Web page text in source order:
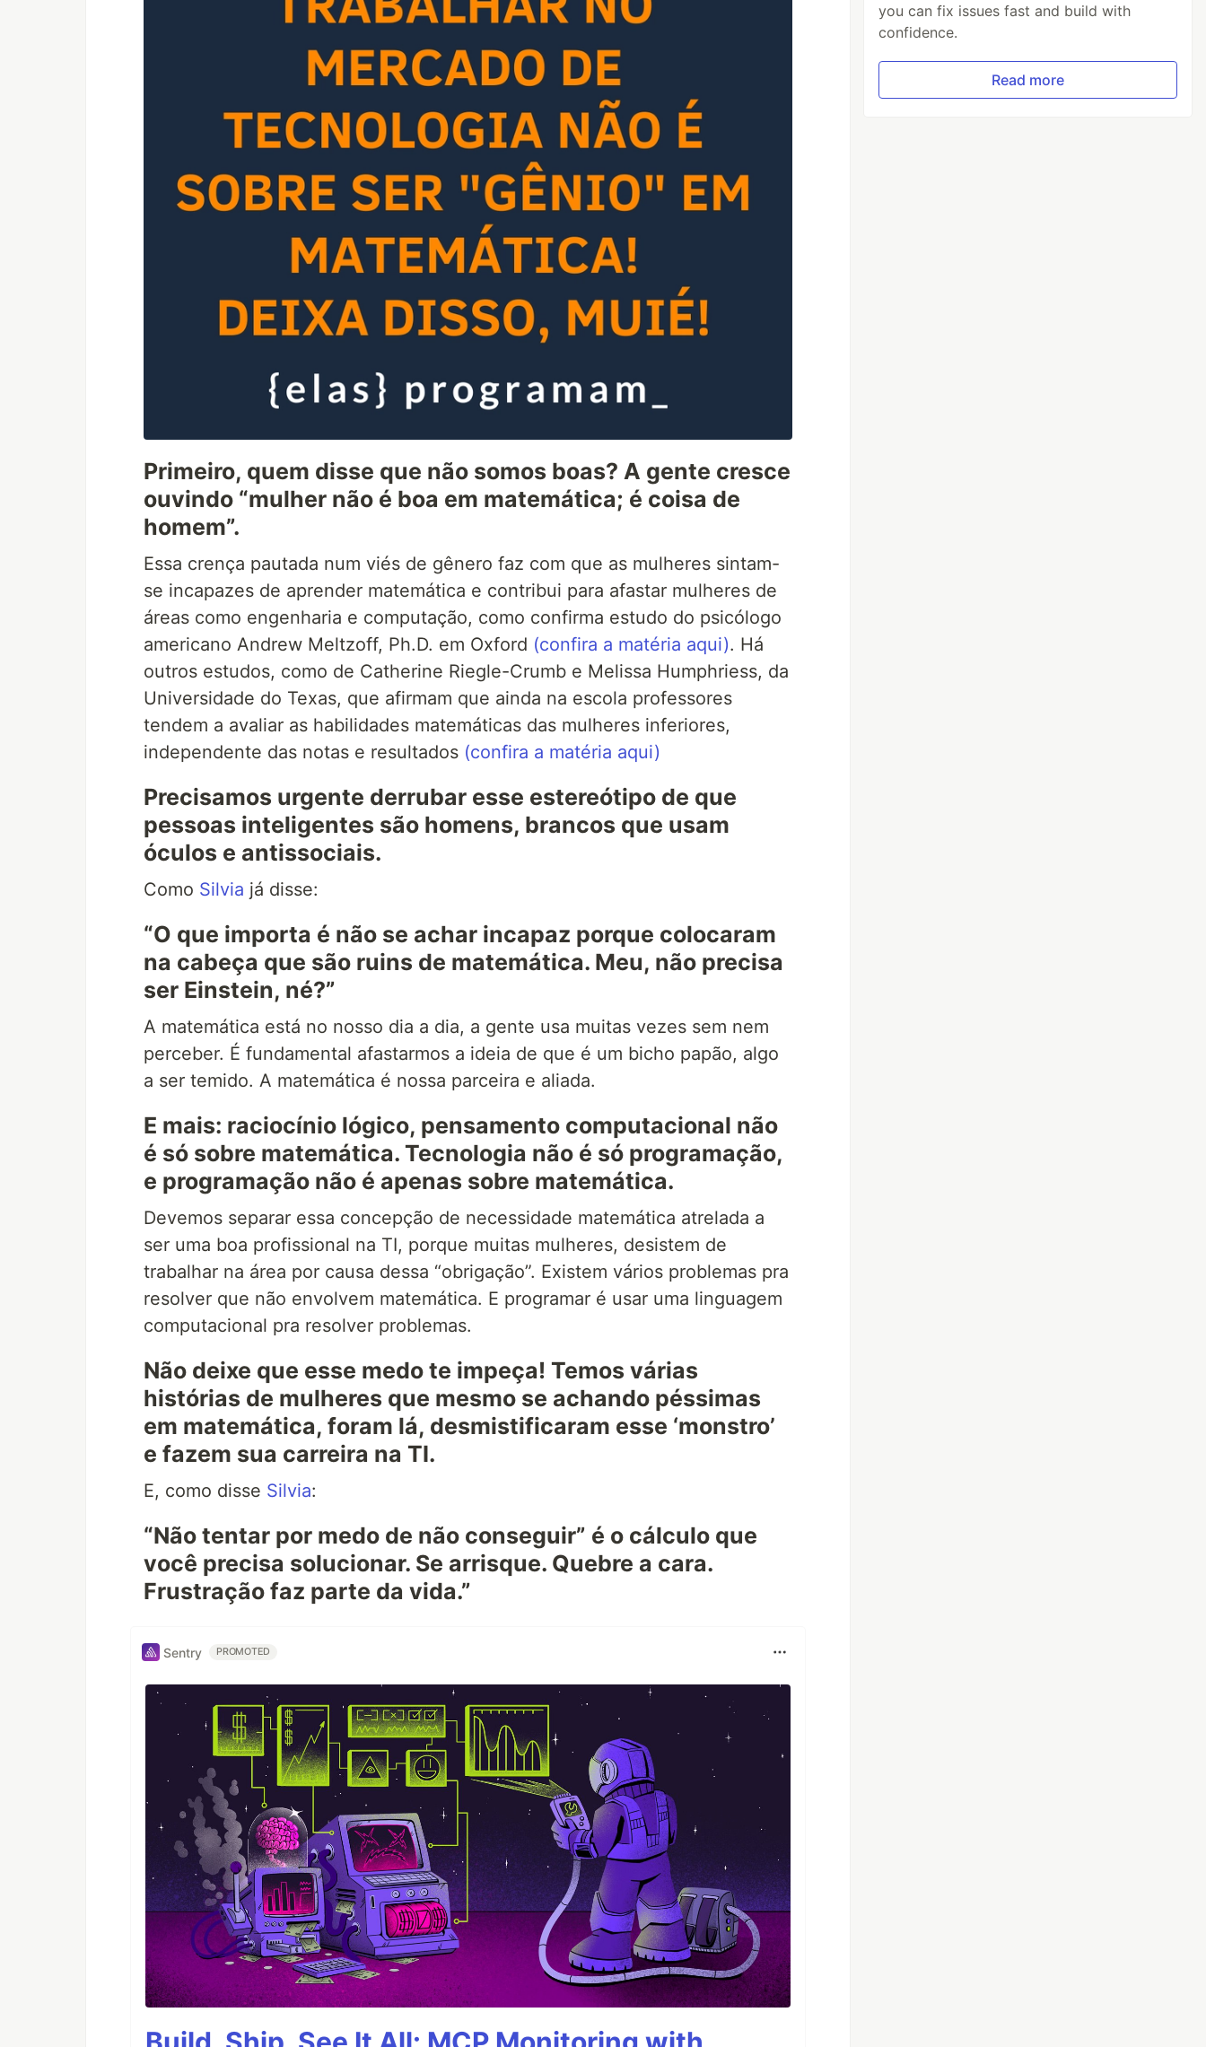
Primeiro, quem disse que não somos boas? A gente cresce
ouvindo “mulher não é boa em matemática; é coisa de
homem”.
Essa crença pautada num viés de gênero faz com que as mulheres sintam-
se incapazes de aprender matemática e contribui para afastar mulheres de
áreas como engenharia e computação, como confirma estudo do psicólogo
americano Andrew Meltzoff, Ph.D. em Oxford (confira a matéria aqui). Há
outros estudos, como de Catherine Riegle-Crumb e Melissa Humphriess, da
Universidade do Texas, que afirmam que ainda na escola professores
tendem a avaliar as habilidades matemáticas das mulheres inferiores,
independente das notas e resultados (confira a matéria aqui)
Precisamos urgente derrubar esse estereótipo de que
pessoas inteligentes são homens, brancos que usam
óculos e antissociais.
Como Silvia já disse:
“O que importa é não se achar incapaz porque colocaram
na cabeça que são ruins de matemática. Meu, não precisa
ser Einstein, né?”
A matemática está no nosso dia a dia, a gente usa muitas vezes sem nem
perceber. É fundamental afastarmos a ideia de que é um bicho papão, algo
a ser temido. A matemática é nossa parceira e aliada.
E mais: raciocínio lógico, pensamento computacional não
é só sobre matemática. Tecnologia não é só programação,
e programação não é apenas sobre matemática.
Devemos separar essa concepção de necessidade matemática atrelada a
ser uma boa profissional na TI, porque muitas mulheres, desistem de
trabalhar na área por causa dessa “obrigação”. Existem vários problemas pra
resolver que não envolvem matemática. E programar é usar uma linguagem
computacional pra resolver problemas.
Não deixe que esse medo te impeça! Temos várias
histórias de mulheres que mesmo se achando péssimas
em matemática, foram lá, desmistificaram esse ‘monstro’
e fazem sua carreira na TI.
E, como disse Silvia:
“Não tentar por medo de não conseguir” é o cálculo que
você precisa solucionar. Se arrisque. Quebre a cara.
Frustração faz parte da vida.”
Sentry PROMOTED
you can fix issues fast and build with
confidence.
Read more